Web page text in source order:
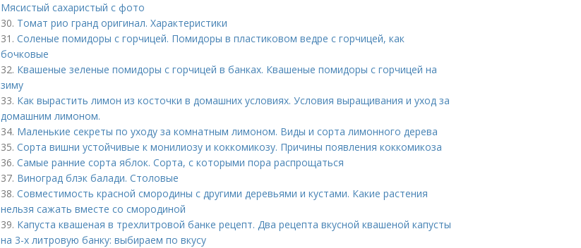
Мясистый сахаристый с фото
30. Томат рио гранд оригинал. Характеристики
31. Соленые помидоры с горчицей. Помидоры в пластиковом ведре с горчицей, как
бочковые
32. Квашеные зеленые помидоры с горчицей в банках. Квашеные помидоры с горчицей на
зиму
33. Как вырастить лимон из косточки в домашних условиях. Условия выращивания и уход за
домашним лимоном.
34. Маленькие секреты по уходу за комнатным лимоном. Виды и сорта лимонного дерева
35. Сорта вишни устойчивые к монилиозу и коккомикозу. Причины появления коккомикоза
36. Самые ранние сорта яблок. Сорта, с которыми пора распрощаться
37. Виноград блэк балади. Столовые
38. Совместимость красной смородины с другими деревьями и кустами. Какие растения
нельзя сажать вместе со смородиной
39. Капуста квашеная в трехлитровой банке рецепт. Два рецепта вкусной квашеной капусты
на 3-х литровую банку: выбираем по вкусу